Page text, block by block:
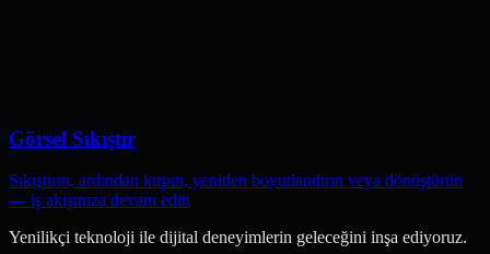
Görsel Sıkıştır
Sıkıştırın, ardından kırpın, yeniden boyutlandırın veya dönüştürün
— iş akışınıza devam edin
Yenilikçi teknoloji ile dijital deneyimlerin geleceğini inşa ediyoruz.